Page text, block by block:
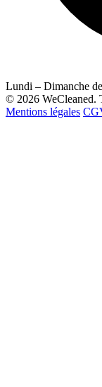
Lundi – Dimanche
© 2026 WeCleaned.
Mentions légales